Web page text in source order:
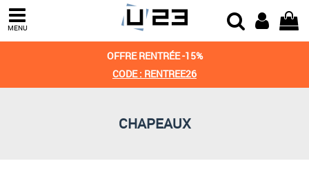
MENU
OFFRE RENTRÉE -15%
CODE : RENTREE26
CHAPEAUX
Trier par
Derniers arrivages